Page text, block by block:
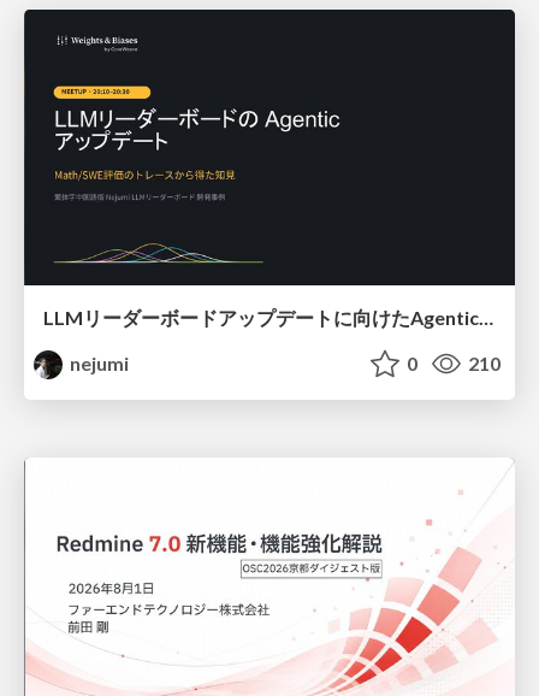
LLMリーダーボードアップデートに向けたAgentic Math_SWEのトレースについて
nejumi
0 210